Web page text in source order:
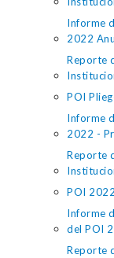
Informe
2022
Reporte
POI
Informe
2022 -
Reporte
POI 2022
Informe
del POI
Reporte